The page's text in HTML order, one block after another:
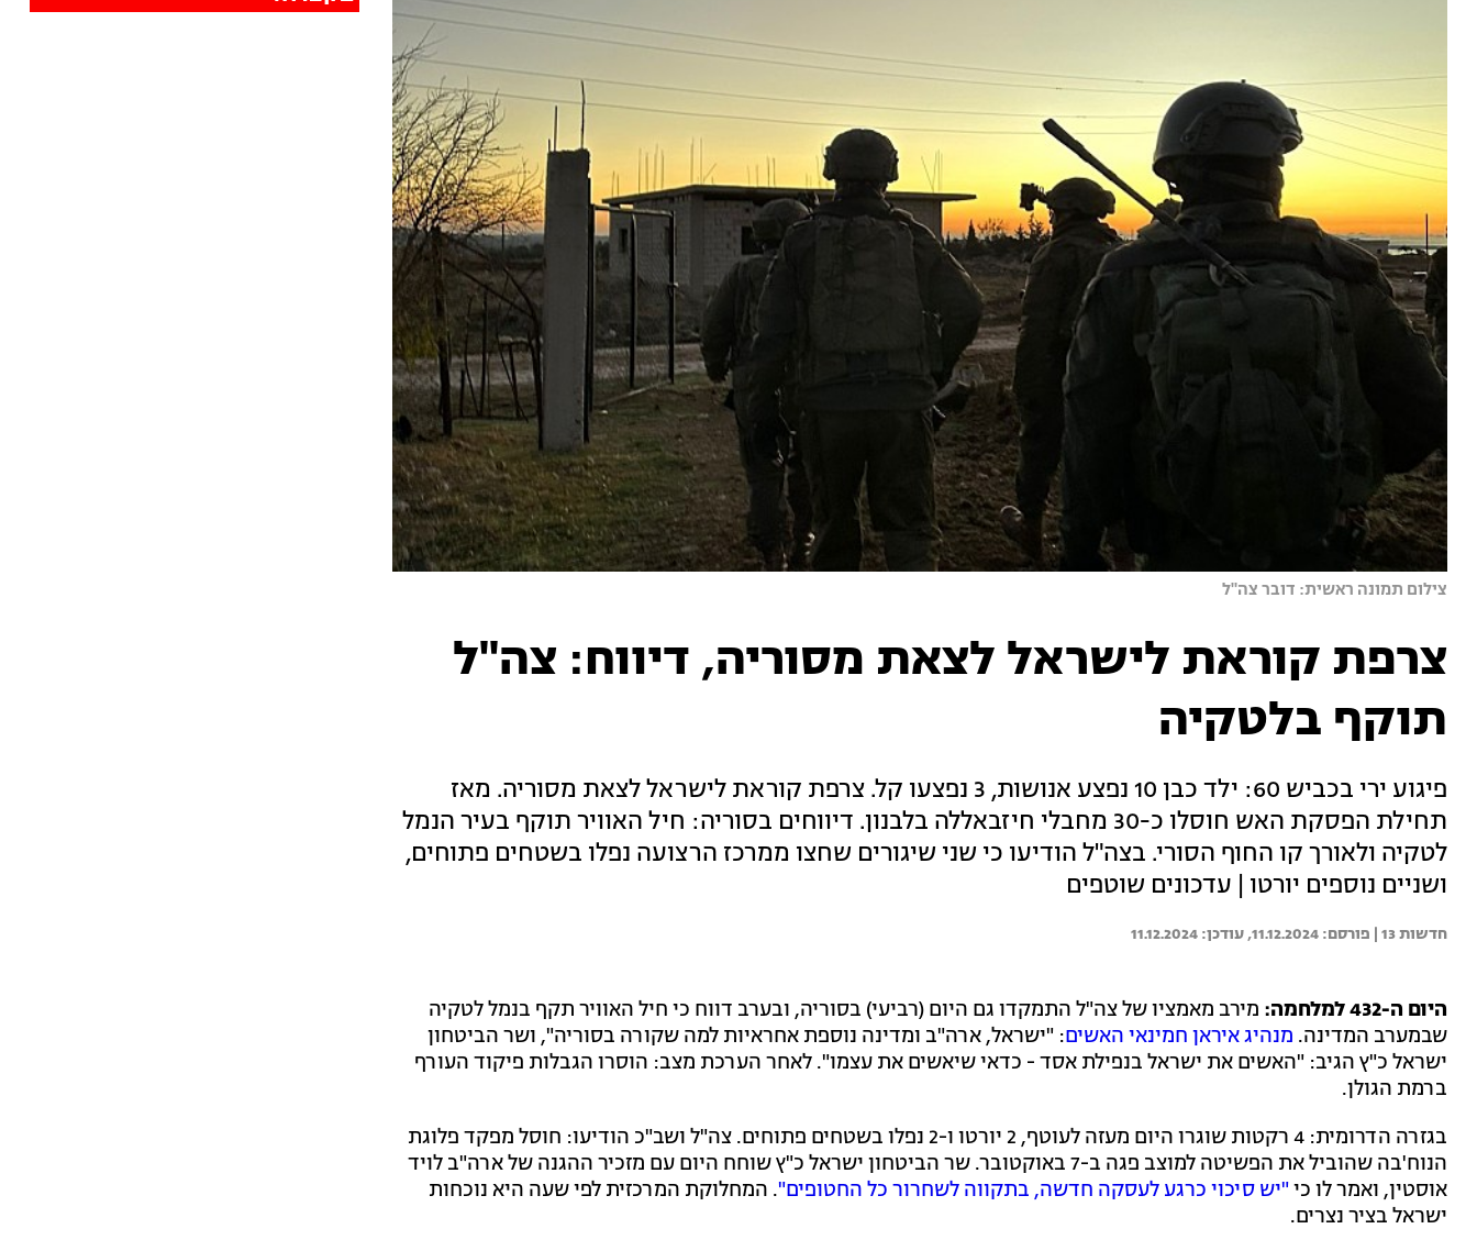
צילום תמונה ראשית: דובר צה"ל
צרפת קוראת לישראל לצאת מסוריה, דיווח: צה"ל
תוקף בלטקיה
פיגוע ירי בכביש 60: ילד כבן 10 נפצע אנושות, 3 נפצעו קל. צרפת קוראת לישראל לצאת מסוריה. מאז
תחילת הפסקת האש חוסלו כ-30 מחבלי חיזבאללה בלבנון. דיווחים בסוריה: חיל האוויר תוקף בעיר הנמל
לטקיה ולאורך קו החוף הסורי. בצה"ל הודיעו כי שני שיגורים שחצו ממרכז הרצועה נפלו בשטחים פתוחים,
ושניים נוספים יורטו | עדכונים שוטפים
חדשות 13 | 11.12.2024
11.12.2024
היום ה-432 למלחמה:
מירב מאמציו של צה"ל התמקדו גם היום (רביעי) בסוריה, ובערב דווח כי חיל האוויר תקף בנמל לטקיה
שבמערב המדינה. מנהיג איראן חמינאי האשים: "ישראל, ארה"ב ומדינה נוספת אחראיות למה שקורה בסוריה", ושר הביטחון
ישראל כ"ץ הגיב: "האשים את ישראל בנפילת אסד - כדאי שיאשים את עצמו". לאחר הערכת מצב: הוסרו הגבלות פיקוד העורף
ברמת הגולן.
בגזרה הדרומית: 4 רקטות שוגרו היום מעזה לעוטף, 2 יורטו ו-2 נפלו בשטחים פתוחים. צה"ל ושב"כ הודיעו: חוסל מפקד פלוגת
הנוח'בה שהוביל את הפשיטה למוצב פגה ב-7 באוקטובר. שר הביטחון ישראל כ"ץ שוחח היום עם מזכיר ההגנה של ארה"ב לויד
אוסטין, ואמר לו כי"יש סיכוי כרגע לעסקה חדשה, בתקווה לשחרור כל החטופים". המחלוקת המרכזית לפי שעה היא נוכחות
ישראל בציר נצרים.